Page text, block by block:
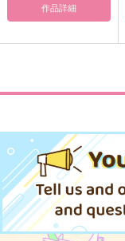
両面宿儺×虎杖悠仁
サンプル
作品詳細
作品詳細